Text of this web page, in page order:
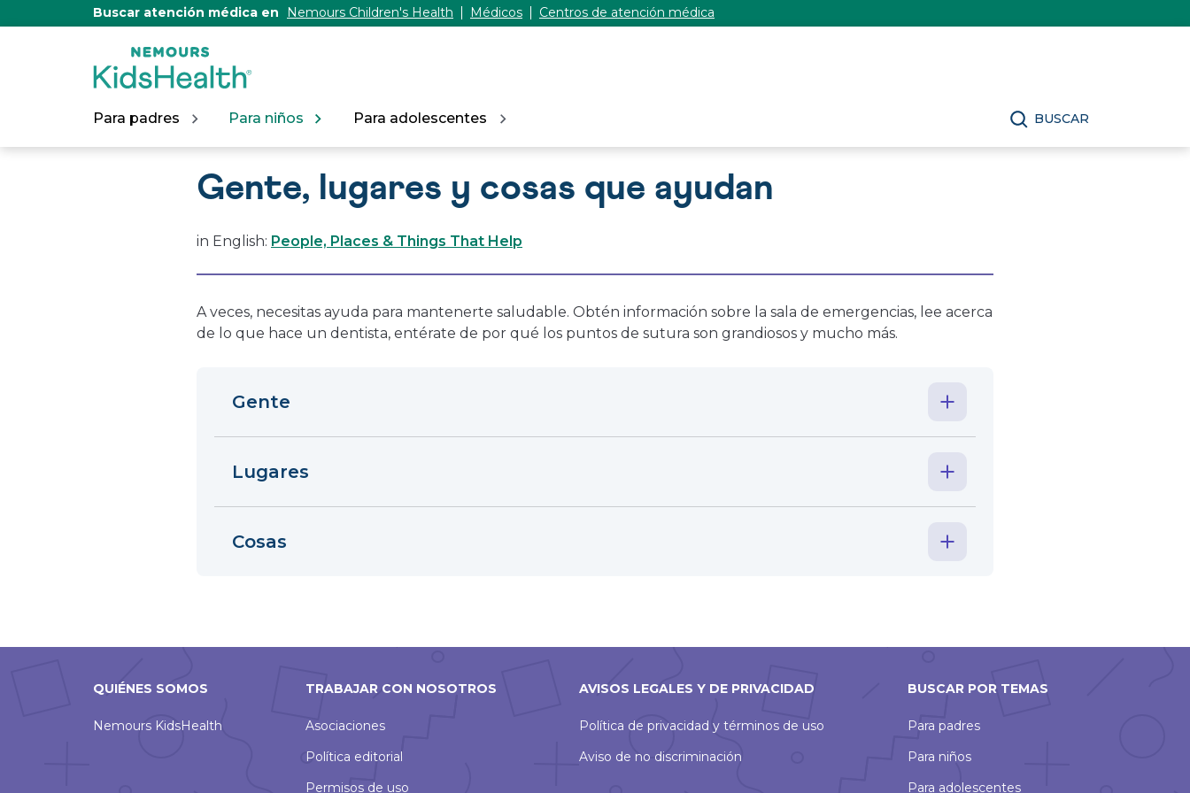
Buscar atención médica en Nemours Children's Health Médicos Centros de atención médica
Para padres Para niños Para adolescentes BUSCAR
Gente, lugares y cosas que ayudan
in English: People, Places & Things That Help
A veces, necesitas ayuda para mantenerte saludable. Obtén información sobre la sala de emergencias, lee acerca
de lo que hace un dentista, entérate de por qué los puntos de sutura son grandiosos y mucho más.
Gente
Lugares
Cosas
QUIÉNES SOMOS
Nemours KidsHealth
TRABAJAR CON NOSOTROS
Asociaciones
Política editorial
Permisos de uso
AVISOS LEGALES Y DE PRIVACIDAD
Política de privacidad y términos de uso
Aviso de no discriminación
BUSCAR POR TEMAS
Para padres
Para niños
Para adolescentes